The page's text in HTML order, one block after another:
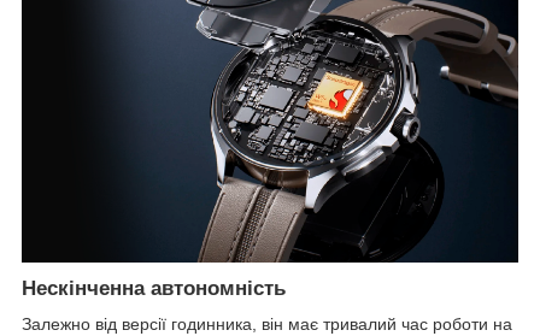
Нескінченна автономність
Залежно від версії годинника, він має тривалий час роботи на